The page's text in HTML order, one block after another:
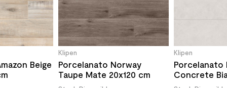
Beige
Klipen
Porcelanato Norway
Taupe Mate 20x120 cm
Klipen
Porcelanato
Concrete
60x120 cm